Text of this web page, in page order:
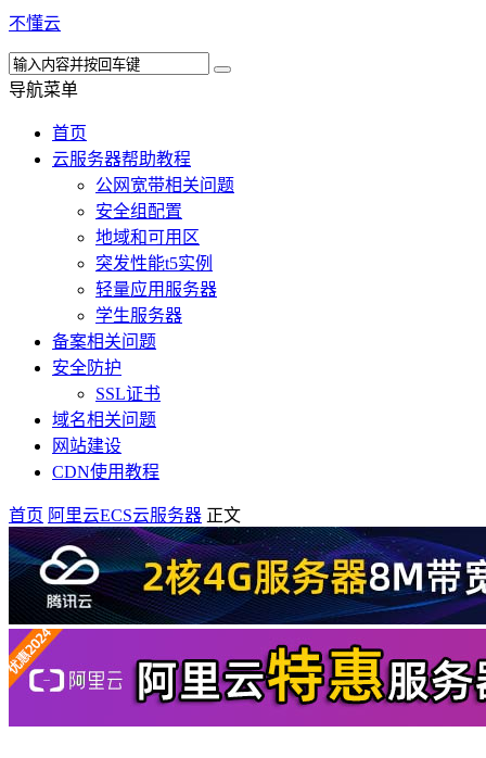
不懂云
导航菜单
首页
云服务器帮助教程
公网宽带相关问题
安全组配置
地域和可用区
突发性能t5实例
轻量应用服务器
学生服务器
备案相关问题
安全防护
SSL证书
域名相关问题
网站建设
CDN使用教程
首页 阿里云ECS云服务器 正文